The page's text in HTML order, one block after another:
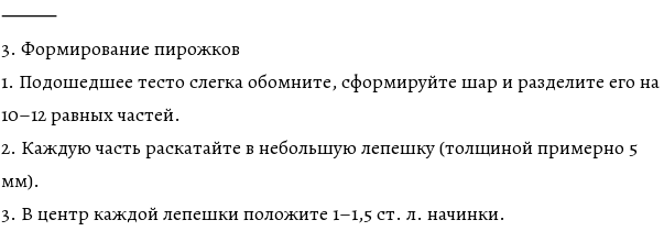
⸻
3. Формирование пирожков
1. Подошедшее тесто слегка обомните, сформируйте шар и разделите его на
10–12 равных частей.
2. Каждую часть раскатайте в небольшую лепешку (толщиной примерно 5
мм).
3. В центр каждой лепешки положите 1–1,5 ст. л. начинки.